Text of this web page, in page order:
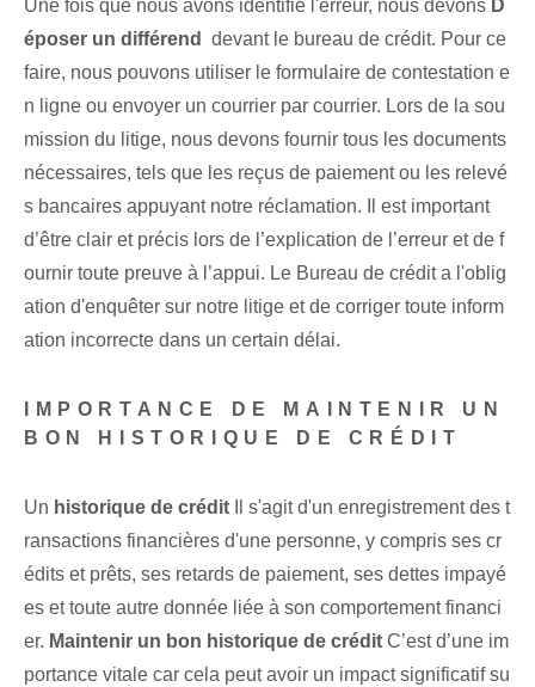
Une fois que nous avons identifié l'erreur, nous devons D
époser un différend
⁤ devant le bureau de crédit. Pour ce
faire, nous pouvons utiliser le formulaire de contestation e
n ligne ou envoyer un courrier par courrier. Lors de la sou
mission du litige, nous devons fournir tous les documents
nécessaires, tels que les reçus de paiement ou les relevé
s bancaires appuyant notre réclamation. ‌Il est​ important
d’être clair​ et précis lors de l’explication de l’erreur et de f
ournir toute preuve à l’appui. Le Bureau de crédit a l'oblig
ation d'enquêter sur notre litige et de corriger toute inform
ation incorrecte dans un certain délai.
IMPORTANCE DE MAINTENIR UN
BON HISTORIQUE DE CRÉDIT
Un historique de crédit Il s'agit d'un enregistrement des t
ransactions financières d'une personne, y compris ses cr
édits et prêts, ses retards de paiement, ses dettes impayé
es et toute autre donnée liée à son comportement financi
er. Maintenir un bon historique de crédit C’est d’une im
portance vitale car cela peut avoir un impact significatif su